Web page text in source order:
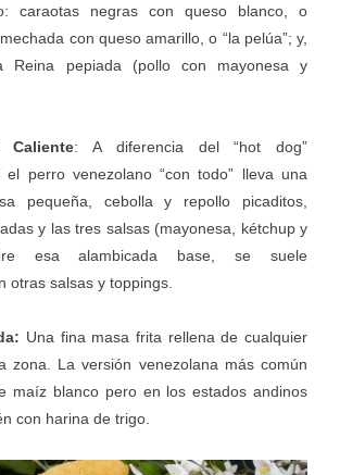
caraotas negras con queso blanco, o
con queso amarillo, o “la pelúa”; y,
Reina pepiada (pollo con mayonesa y
: A diferencia del “hot dog”
el perro venezolano “con todo” lleva una
pequeña, cebolla y repollo picaditos,
y las tres salsas (mayonesa, kétchup y
esa alambicada base, se suele
otras salsas y toppings.
Una fina masa frita rellena de cualquier
zona. La versión venezolana más común
maíz blanco pero en los estados andinos
con harina de trigo.